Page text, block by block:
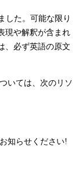
した。可能な限り
現や解釈が含まれ
、必ず英語の原文
いては、次のリソ
お知らせください!